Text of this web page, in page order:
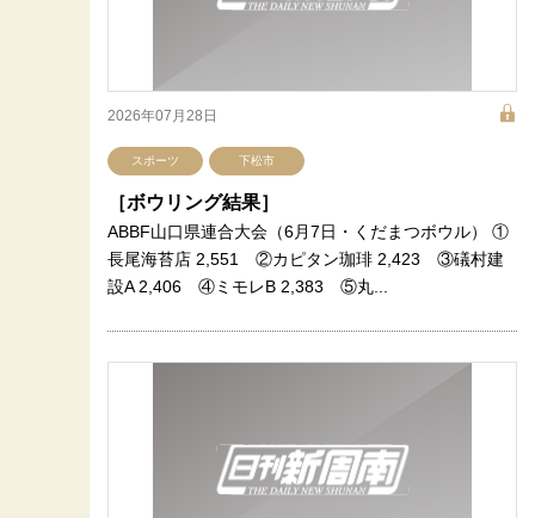
2026年07月28日
スポーツ 下松市
［ボウリング結果］
ABBF山口県連合大会（6月7日・くだまつボウル） ①
長尾海苔店 2,551 ②カピタン珈琲 2,423 ③礒村建
設A 2,406 ④ミモレB 2,383 ⑤丸...